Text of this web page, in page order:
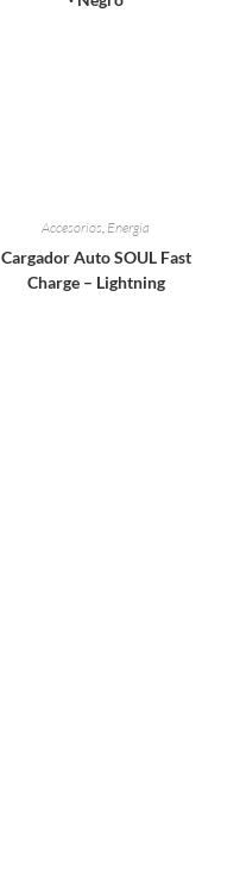
Accesorios, Energia
Cargador Auto SOUL Fast
Charge – Lightning